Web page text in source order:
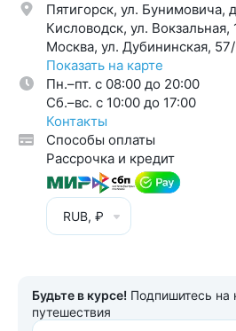
Пятигорск, ул. Бунимовича,
Кисловодск, ул. Вокзальная,
Москва, ул. Дубининская,
Показать на карте
Пн.–пт. с 08:00 до 20:00
Cб.–вс. с 10:00 до 17:00
Контакты
Способы оплаты
Рассрочка и кредит
RUB, ₽
Будьте в курсе! Подпишитесь на
путешествия